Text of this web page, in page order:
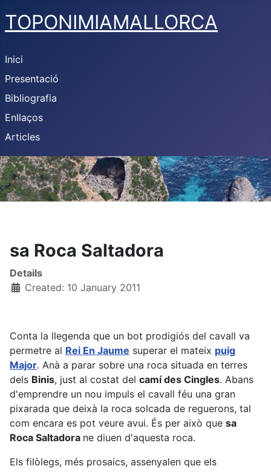
TOPONIMIAMALLORCA
Inici
Presentació
Bibliografia
Enllaços
Articles
sa Roca Saltadora
Details
Created: 10 January 2011
Conta la llegenda que un bot prodigiós del cavall va
permetre al Rei En Jaume superar el mateix puig
Major. Anà a parar sobre una roca situada en terres
dels Binis, just al costat del camí des Cingles. Abans
d'emprendre un nou impuls el cavall féu una gran
pixarada que deixà la roca solcada de reguerons, tal
com encara es pot veure avui. És per això que sa
Roca Saltadora ne diuen d'aquesta roca.
Els filòlegs, més prosaics, assenyalen que els